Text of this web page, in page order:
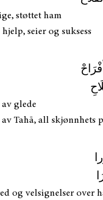
støttet ham
seier og suksess
glede
Tahā, all skjønnhets
og velsignelser over